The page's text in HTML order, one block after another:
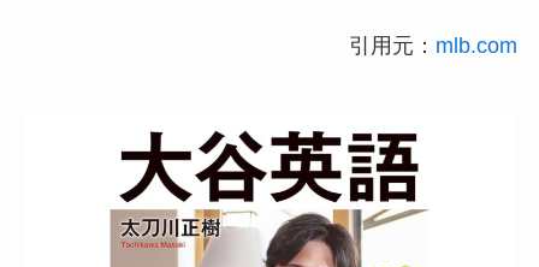
引用元： mlb.com